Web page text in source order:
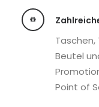
Beutel
Point of